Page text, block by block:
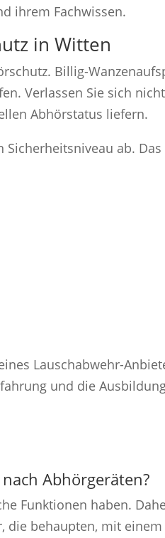
ihrem Fachwissen.
in Witten
Billig-
Verlassen Sie sich
Abhörstatus liefern.
ab.
Lauschabwehr-
und die
Abhörgeräten?
Funktionen haben.
behaupten, mit